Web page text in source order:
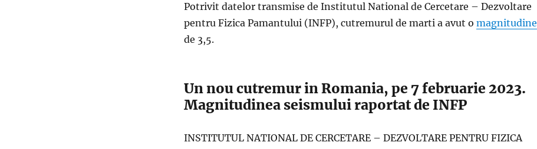
Potrivit datelor transmise de Institutul National de Cercetare – Dezvoltare
pentru Fizica Pamantului (INFP), cutremurul de marti a avut o magnitudine
de 3,5.
Un nou cutremur in Romania, pe 7 februarie 2023.
Magnitudinea seismului raportat de INFP
INSTITUTUL NATIONAL DE CERCETARE – DEZVOLTARE PENTRU FIZICA